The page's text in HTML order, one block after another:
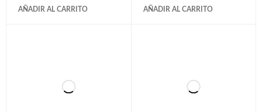
AÑADIR AL CARRITO AÑADIR AL CARRITO